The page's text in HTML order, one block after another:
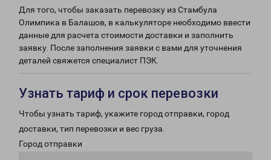
Для того, чтобы заказать перевозку из Стамбула
Олимпика в Балашов, в калькуляторе необходимо ввести
данные для расчета стоимости доставки и заполнить
заявку. После заполнения заявки с вами для уточнения
деталей свяжется специалист ПЭК.
Узнать тариф и срок перевозки
Чтобы узнать тариф, укажите город отправки, город
доставки, тип перевозки и вес груза.
Город отправки